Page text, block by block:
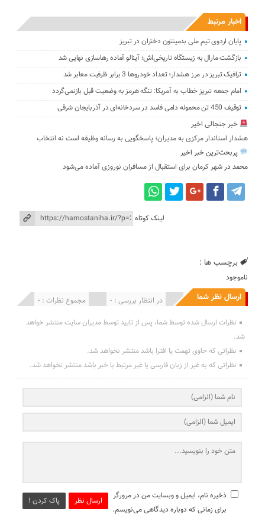
اخبار مرتبط
پایان اردوی تیم ملی بدمینتون دختران در تبریز
بازگشت مارال به زیستگاه تاریخی‌اش؛ آینالو آماده رهاسازی نهایی شد
ترافیک تبریز در مرز هشدار؛ تعداد خودروها 3 برابر ظرفیت معابر شد
امام جمعه تبریز خطاب به آمریکا: تنگه هرمز به وضعیت قبل بازنمی‌گردد
توقیف 450 تن محموله دامی فاسد در سردخانه‌ای در آذربایجان شرقی
خبر جنجالی اخیر
هشدار استاندار مرکزی به مدیران؛ پاسخگویی به رسانه وظیفه است نه انتخاب
پربحث‌ترین خبر اخیر
محمد درشهر کرمان برای استقبال از مسافران نوروزی آماده می‌شود
لینک کوتاه
برچسب ها :
ناموجود
ارسال نظر شما مجموع نظرات : 0 در انتظار بررسی : 0 انتشار یافته : 0
نظرات ارسال شده توسط شما، پس از تایید توسط مدیران سایت منتشر خواهد
شد.
نظراتی که حاوی تهمت یا افترا باشد منتشر نخواهد شد.
نظراتی که به غیر از زبان فارسی یا غیر مرتبط با خبر باشد منتشر نخواهد شد.
ارسال نظر پاک کردن !
ذخیره نام، ایمیل و وبسایت من در مرورگر
برای زمانی که دوباره دیدگاهی می‌نویسم.